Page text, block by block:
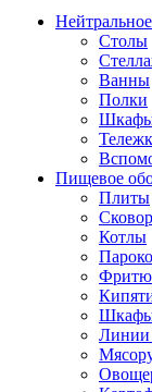
Столы
Ванны
Полки
Пищевое
Плиты
Котлы
Шкафы
Линии